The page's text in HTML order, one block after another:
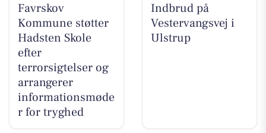
Favrskov
Kommune støtter
Hadsten Skole
efter
terrorsigtelser og
arrangerer
informationsmøde
r for tryghed
Indbrud på
Vestervangsvej i
Ulstrup